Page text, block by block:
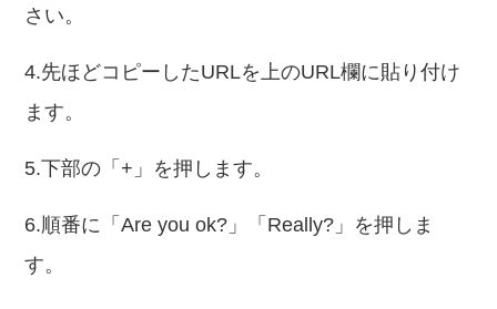
さい。
4.先ほどコピーしたURLを上のURL欄に貼り付け
ます。
5.下部の「+」を押します。
6.順番に「Are you ok?」「Really?」を押しま
す。